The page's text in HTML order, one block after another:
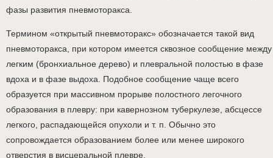
фазы развития пневмоторакса.
Термином «открытый пневмоторакс» обозначается такой вид
пневмоторакса, при котором имеется сквозное сообщение между
легким (бронхиальное дерево) и плевральной полостью в фазе
вдоха и в фазе выдоха. Подобное сообщение чаще всего
образуется при массивном прорыве полостного легочного
образования в плевру: при кавернозном туберкулезе, абсцессе
легкого, распадающейся опухоли и т. п. Обычно это
сопровождается образованием более или менее широкого
отверстия в висцеральной плевре.